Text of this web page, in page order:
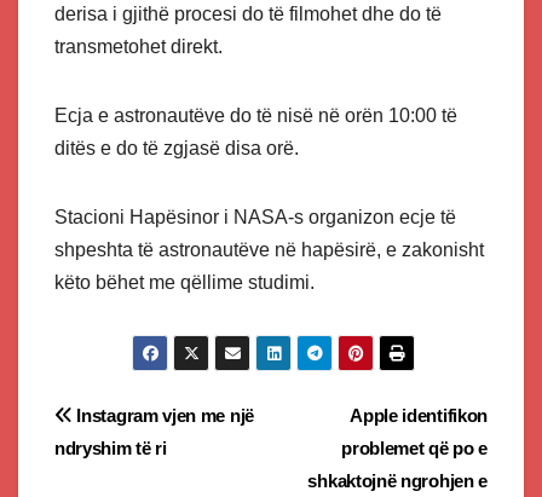
derisa i gjithë procesi do të filmohet dhe do të
transmetohet direkt.
Ecja e astronautëve do të nisë në orën 10:00 të
ditës e do të zgjasë disa orë.
Stacioni Hapësinor i NASA-s organizon ecje të
shpeshta të astronautëve në hapësirë, e zakonisht
këto bëhet me qëllime studimi.
Post
navigation
Apple identifikon
problemet që po e
shkaktojnë ngrohjen e
Instagram vjen me një
ndryshim të ri